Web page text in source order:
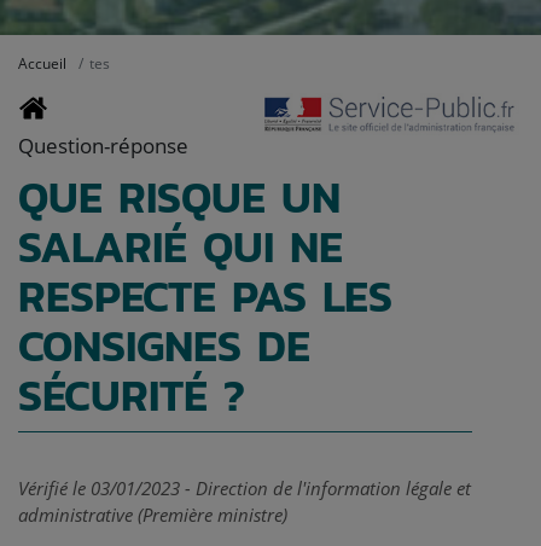
Accueil tes
Question-réponse
QUE RISQUE UN
SALARIÉ QUI NE
RESPECTE PAS LES
CONSIGNES DE
SÉCURITÉ ?
Vérifié le 03/01/2023 - Direction de l'information légale et
administrative (Première ministre)